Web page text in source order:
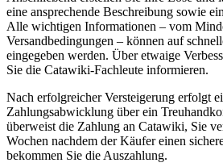
eine ansprechende Beschreibung sowie
Alle wichtigen Informationen – vom
Versandbedingungen – können auf
eingegeben werden. Über etwaige
Sie die Catawiki-Fachleute informieren.
Nach erfolgreicher Versteigerung erfolgt
Zahlungsabwicklung über ein
überweist die Zahlung an Catawiki, Sie
Wochen nachdem der Käufer einen
bekommen Sie die Auszahlung.